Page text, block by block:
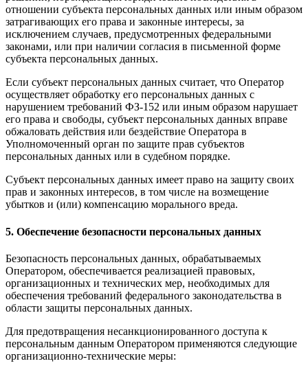
отношении субъекта персональных данных или иным образом
затрагивающих его права и законные интересы, за
исключением случаев, предусмотренных федеральными
законами, или при наличии согласия в письменной форме
субъекта персональных данных.
Если субъект персональных данных считает, что Оператор
осуществляет обработку его персональных данных с
нарушением требований ФЗ-152 или иным образом нарушает
его права и свободы, субъект персональных данных вправе
обжаловать действия или бездействие Оператора в
Уполномоченный орган по защите прав субъектов
персональных данных или в судебном порядке.
Субъект персональных данных имеет право на защиту своих
прав и законных интересов, в том числе на возмещение
убытков и (или) компенсацию морального вреда.
5. Обеспечение безопасности персональных данных
Безопасность персональных данных, обрабатываемых
Оператором, обеспечивается реализацией правовых,
организационных и технических мер, необходимых для
обеспечения требований федерального законодательства в
области защиты персональных данных.
Для предотвращения несанкционированного доступа к
персональным данным Оператором применяются следующие
организационно-технические меры: